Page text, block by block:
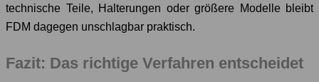
technische Teile, Halterungen oder größere Modelle bleibt
FDM dagegen unschlagbar praktisch.
Fazit: Das richtige Verfahren entscheidet